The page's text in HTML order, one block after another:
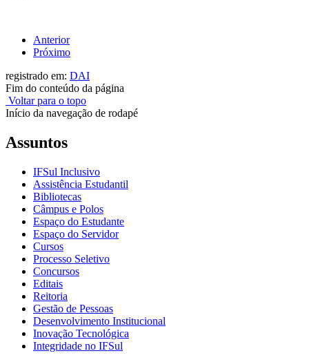
Anterior
Próximo
registrado em: DAI
Fim do conteúdo da página
Voltar para o topo
Início da navegação de rodapé
Assuntos
IFSul Inclusivo
Assistência Estudantil
Bibliotecas
Câmpus e Polos
Espaço do Estudante
Espaço do Servidor
Cursos
Processo Seletivo
Concursos
Editais
Reitoria
Gestão de Pessoas
Desenvolvimento Institucional
Inovação Tecnológica
Integridade no IFSul